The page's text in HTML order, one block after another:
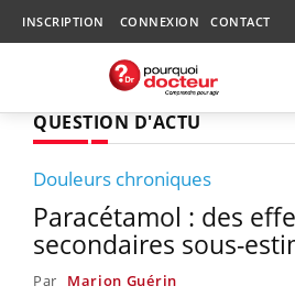
INSCRIPTION CONNEXION CONTACT
QUESTION D'ACTU
Douleurs chroniques
Paracétamol : des
secondaires sous-
Par Marion Guérin